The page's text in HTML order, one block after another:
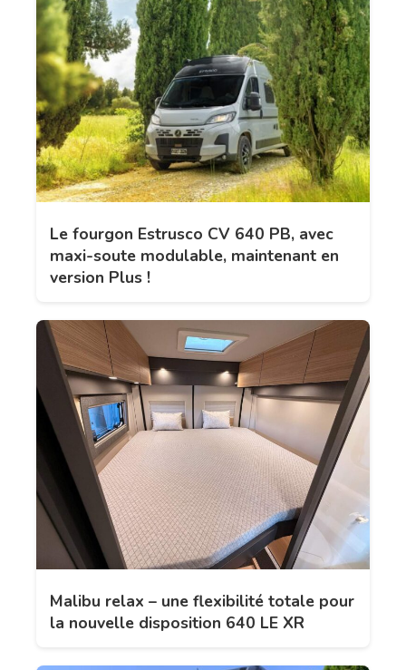
Le fourgon Estrusco CV 640 PB, avec
maxi-soute modulable, maintenant en
version Plus !
Malibu relax – une flexibilité totale pour
la nouvelle disposition 640 LE XR